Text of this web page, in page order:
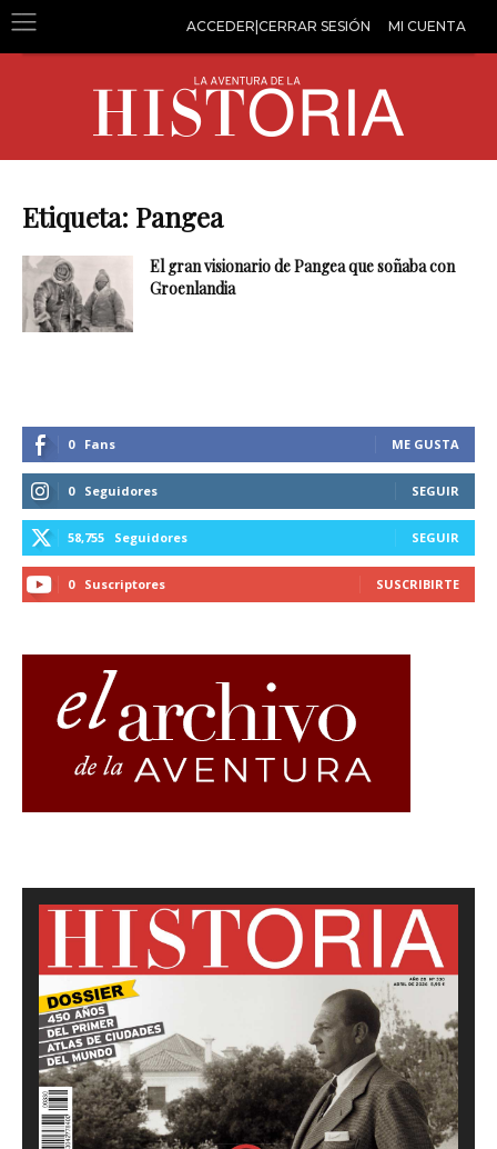
ACCEDER|CERRAR SESIÓN MI CUENTA
Etiqueta: Pangea
El gran visionario de Pangea que soñaba con
Groenlandia
0 Fans ME GUSTA
0 Seguidores SEGUIR
58,755 Seguidores SEGUIR
0 Suscriptores SUSCRIBIRTE